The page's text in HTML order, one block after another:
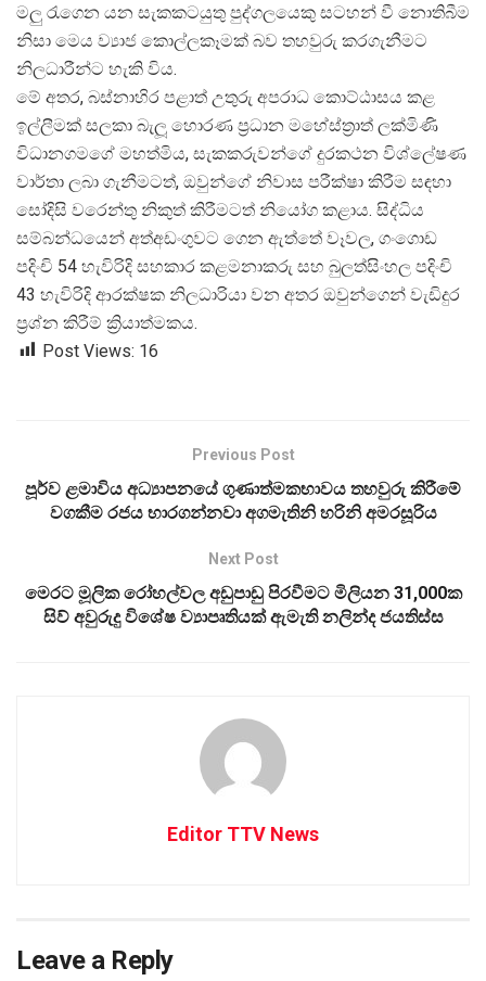
මලු රැගෙන යන සැකකටයුතු පුද්ගලයෙකු සටහන් වී නොතිබීම
නිසා මෙය ව්යාජ කොල්ලකෑමක් බව තහවුරු කරගැනීමට
නිලධාරීන්ට හැකි විය.
මේ අතර, බස්නාහිර පළාත් උතුරු අපරාධ කොට්ඨාසය කළ
ඉල්ලීමක් සලකා බැලූ හොරණ ප්රධාන මහේස්ත්රාත් ලක්මිණි
විධානගමගේ මහත්මිය, සැකකරුවන්ගේ දුරකථන විශ්ලේෂණ
වාර්තා ලබා ගැනීමටත්, ඔවුන්ගේ නිවාස පරීක්ෂා කිරීම සඳහා
සෝදිසි වරෙන්තු නිකුත් කිරීමටත් නියෝග කළාය. සිද්ධිය
සම්බන්ධයෙන් අත්අඩංගුවට ගෙන ඇත්තේ වෑවල, ගංගොඩ
පදිංචි 54 හැවිරිදි සහකාර කළමනාකරු සහ බුලත්සිංහල පදිංචි
43 හැවිරිදි ආරක්ෂක නිලධාරියා වන අතර ඔවුන්ගෙන් වැඩිදුර
ප්රශ්න කිරීම් ක්රියාත්මකය.
Post Views: 16
Previous Post
පූර්ව ළමාවිය අධ්‍යාපනයේ ගුණාත්මකභාවය තහවුරු කිරීමේ
වගකීම රජය භාරගන්නවා අගමැතිනි හරිනි අමරසූරිය
Next Post
මෙරට මූලික රෝහල්වල අඩුපාඩු පිරවීමට මිලියන 31,000ක
සිව් අවුරුදු විශේෂ ව්‍යාපෘතියක් ඇමැති නලින්ද ජයතිස්ස
Editor TTV News
Leave a Reply